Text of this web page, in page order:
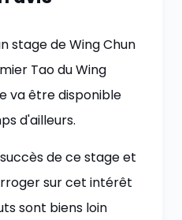
stage de Wing Chun
Tao du Wing
va être disponible
d'ailleurs.
de ce stage et
sur cet intérêt
sont biens loin